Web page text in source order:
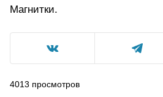
Магнитки.
4013 просмотров